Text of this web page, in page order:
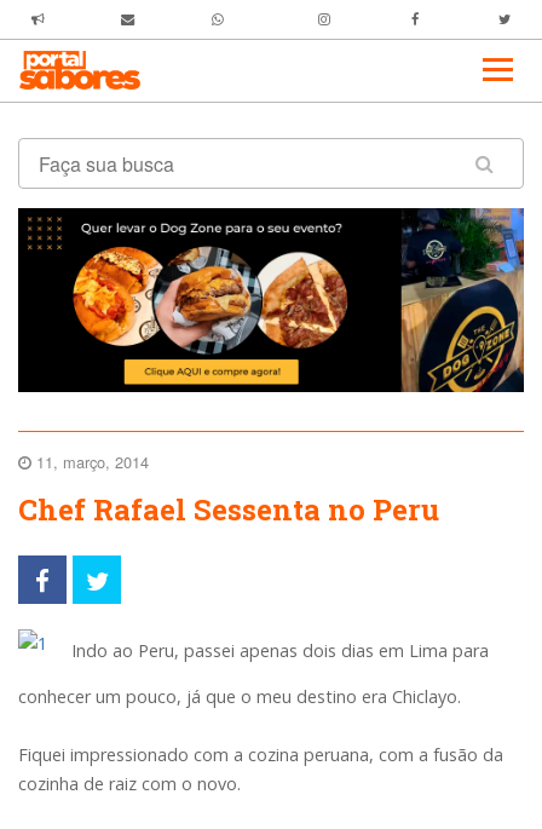
11, março, 2014
Chef Rafael Sessenta no Peru
Indo ao Peru, passei apenas dois dias em Lima para
conhecer um pouco, já que o meu destino era Chiclayo.
Fiquei impressionado com a cozina peruana, com a fusão da
cozinha de raiz com o novo.